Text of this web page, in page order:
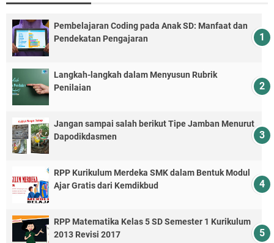
Pembelajaran Coding pada Anak SD: Manfaat dan
Pendekatan Pengajaran
Langkah-langkah dalam Menyusun Rubrik
Penilaian
Jangan sampai salah berikut Tipe Jamban Menurut
Dapodikdasmen
RPP Kurikulum Merdeka SMK dalam Bentuk Modul
Ajar Gratis dari Kemdikbud
RPP Matematika Kelas 5 SD Semester 1 Kurikulum
2013 Revisi 2017